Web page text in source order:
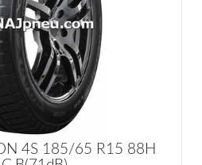
4S 185/65 R15 88H